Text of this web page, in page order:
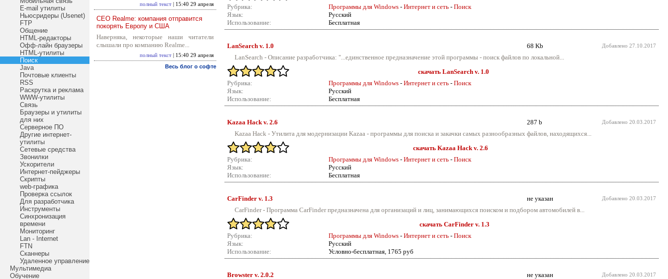
E-mail утилиты
Ньюсридеры (Usenet)
FTP
Общение
HTML-редакторы
Офф-лайн браузеры
HTML-утилиты
Поиск
Java
Почтовые клиенты
RSS
Раскрутка и реклама
WWW-утилиты
Связь
Браузеры и утилиты
для них
Серверное ПО
Другие интернет-
утилиты
Сетевые средства
Звонилки
Ускорители
Интернет-пейджеры
Скрипты
web-графика
Проверка ссылок
Для разработчика
Инструменты
Синхронизация
времени
Мониторинг
Lan - Internet
FTN
Сканнеры
Удаленное управление
Мультимедиа
Обучение
полный текст | 15:40 29 апреля
CEO Realme: компания отправится
покорять Европу и США
Наверняка, некоторые наши читатели
слышали про компанию Realme...
полный текст | 15:40 29 апреля
Весь блог о софте
Рубрика:
Программы для Windows - Интернет и сеть - Поиск
Язык:
Русский
Использование:
Бесплатная
LanSearch v. 1.0 68 Kb Добавлено 27.10.2017
LanSearch - Описание разработчика: "...единственное предназначение этой программы - поиск файлов по локальной...
скачать LanSearch v. 1.0
Рубрика:
Программы для Windows - Интернет и сеть - Поиск
Язык:
Русский
Использование:
Бесплатная
Kazaa Hack v. 2.6 287 b Добавлено 20.03.2017
Kazaa Hack - Утилита для модернизации Kazaa - программы для поиска и закачки самых разнообразных файлов, находящихся...
скачать Kazaa Hack v. 2.6
Рубрика:
Программы для Windows - Интернет и сеть - Поиск
Язык:
Русский
Использование:
Бесплатная
CarFinder v. 1.3 не указан Добавлено 20.03.2017
CarFinder - Программа CarFinder предназначена для организаций и лиц, занимающихся поиском и подбором автомобилей в...
скачать CarFinder v. 1.3
Рубрика:
Программы для Windows - Интернет и сеть - Поиск
Язык:
Русский
Использование:
Условно-бесплатная, 1765 руб
Browster v. 2.0.2 не указан Добавлено 20.03.2017